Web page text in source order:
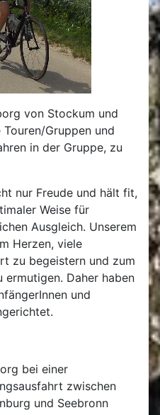
von Stockum und
Gruppen und
in der Gruppe, zu
nur Freude und hält fit,
Weise für
Ausgleich. Unserem
Herzen, viele
zu begeistern und zum
ermutigen. Daher haben
und
bei einer
zwischen
und Seebronn